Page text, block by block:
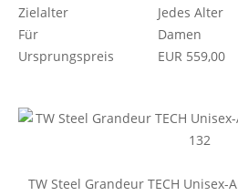
Zielalter
Jedes Alter
Für
Damen
Ursprungspreis
EUR 559,00
TW Steel Grandeur TECH Unisex-